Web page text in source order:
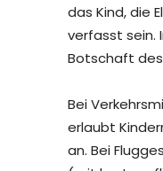
das Kind, die
verfasst sein.
Botschaft
Bei
erlaubt
an. Bei